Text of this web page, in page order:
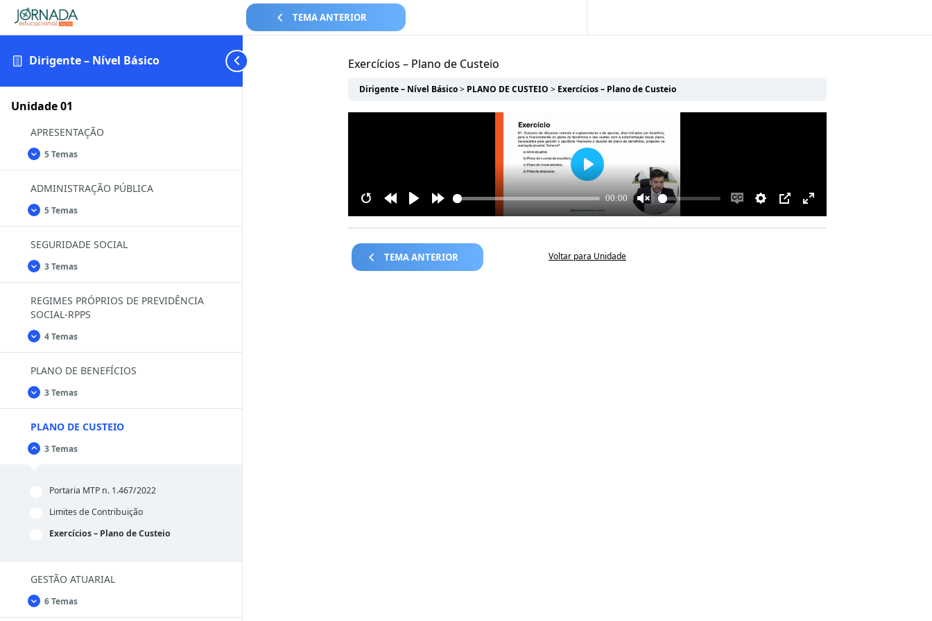
Dirigente – Nível Básico
Unidade 01
APRESENTAÇÃO
Expandir
APRESENTAÇÃO
5 Temas
ADMINISTRAÇÃO PÚBLICA
Expandir
ADMINISTRAÇÃO
PÚBLICA
5 Temas
SEGURIDADE SOCIAL
Expandir
SEGURIDADE
SOCIAL
3 Temas
REGIMES PRÓPRIOS DE PREVIDÊNCIA
SOCIAL-RPPS
Expandir
REGIMES
PRÓPRIOS
PREVIDÊNCIA
RPPS
4 Temas
PLANO DE BENEFÍCIOS
Expandir
PLANO
DE
3 Temas
PLANO DE CUSTEIO
Fechar
PLANO3 Temas
Portaria MTP n. 1.467/2022
Limites de Contribuição
Exercícios – Plano de Custeio
GESTÃO ATUARIAL
Expandir
GESTÃO
ATUARIAL
6 Temas
TEMA ANTERIOR
Exercícios – Plano de Custeio
Dirigente – Nível Básico PLANO DE CUSTEIO Exercícios – Plano de Custeio
TEMA ANTERIOR Voltar para Unidade